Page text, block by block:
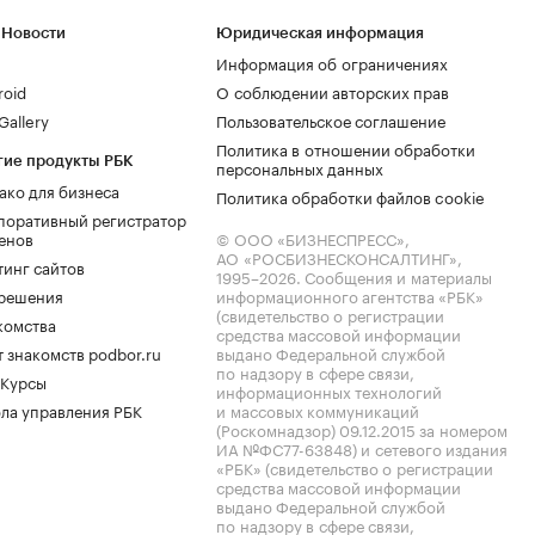
продукты РБК
для бизнеса
регистратор
сайтов
знакомств podbor.ru
управления РБК
Юридическая информация
Информация об ограничениях
О соблюдении авторских прав
Пользовательское соглашение
Политика в отношении обработки
персональных данных
Политика обработки файлов cookie
© ООО «БИЗНЕСПРЕСС»,
АО «РОСБИЗНЕСКОНСАЛТИНГ»,
1995–2026. Сообщения и материалы
информационного агентства «РБК»
(свидетельство о регистрации
средства массовой информации
выдано Федеральной службой
по надзору в сфере связи,
информационных технологий
и массовых коммуникаций
(Роскомнадзор) 09.12.2015 за номером
ИА №ФС77-63848) и сетевого издания
«РБК» (свидетельство о регистрации
средства массовой информации
выдано Федеральной службой
по надзору в сфере связи,